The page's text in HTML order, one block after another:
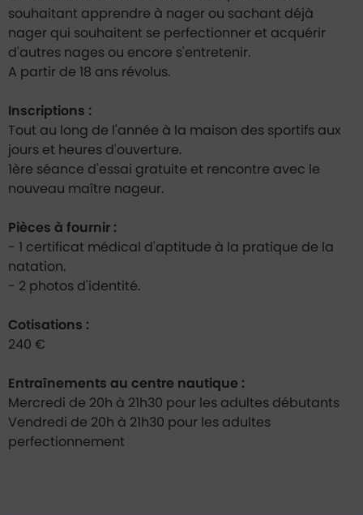
souhaitant apprendre à nager ou sachant déjà
nager qui souhaitent se perfectionner et acquérir
d'autres nages ou encore s'entretenir.
A partir de 18 ans révolus.
Inscriptions :
Tout au long de l'année à la maison des sportifs aux
jours et heures d'ouverture.
1ère séance d'essai gratuite et rencontre avec le
nouveau maître nageur.
Pièces à fournir :
- 1 certificat médical d'aptitude à la pratique de la
natation.
- 2 photos d'identité.
Cotisations :
240 €
Entraînements au centre nautique :
Mercredi de 20h à 21h30 pour les adultes débutants
Vendredi de 20h à 21h30 pour les adultes
perfectionnement